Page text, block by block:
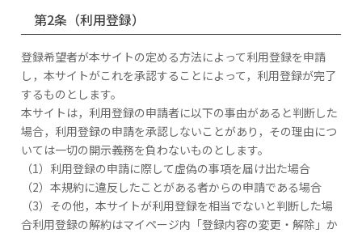
第2条（利用登録）
登録希望者が本サイトの定める方法によって利用登録を申請
し，本サイトがこれを承認することによって，利用登録が完了
するものとします。
本サイトは，利用登録の申請者に以下の事由があると判断した
場合，利用登録の申請を承認しないことがあり，その理由につ
いては一切の開示義務を負わないものとします。
（1）利用登録の申請に際して虚偽の事項を届け出た場合
（2）本規約に違反したことがある者からの申請である場合
（3）その他，本サイトが利用登録を相当でないと判断した場
合利用登録の解約はマイページ内「登録内容の変更・解除」か